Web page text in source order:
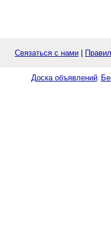
Связаться с нами
Доска объявлений.